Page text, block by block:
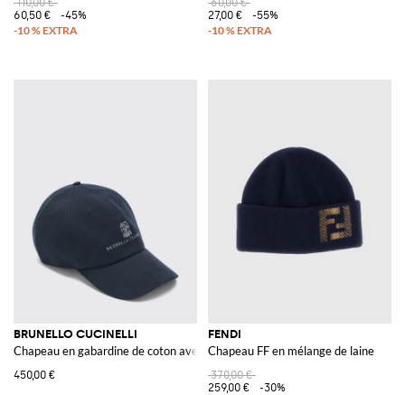
60,50 €
-45%
27,00 €
-55%
BRUNELLO CUCINELLI
Chapeau en gabardine de coton avec logo
450,00 €
FENDI
Chapeau FF en mélange de laine
370,00 €
259,00 €
-30%